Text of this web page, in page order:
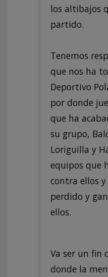
los altibajos
partido.
Tenemos
que nos ha
Deportivo
por donde
que ha
su grupo,
Loriguilla y
equipos que
contra ellos
perdido y
ellos.
Va ser un fin
donde la